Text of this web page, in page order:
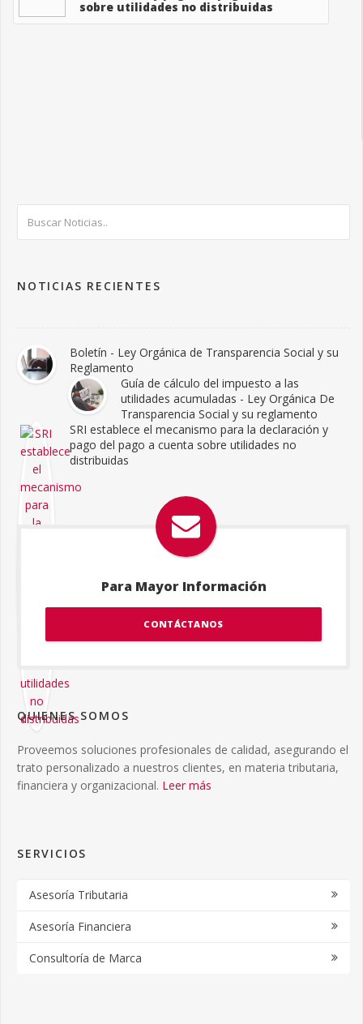
sobre utilidades no distribuidas
NOTICIAS RECIENTES
Boletín - Ley Orgánica de Transparencia Social y su
Reglamento
Guía de cálculo del impuesto a las
utilidades acumuladas - Ley Orgánica De
Transparencia Social y su reglamento
SRI establece el mecanismo para la declaración y
pago del pago a cuenta sobre utilidades no
distribuidas
Para Mayor Información
CONTÁCTANOS
QUIENES SOMOS
Proveemos soluciones profesionales de calidad, asegurando el
trato personalizado a nuestros clientes, en materia tributaria,
financiera y organizacional. Leer más
SERVICIOS
Asesoría Tributaria
Asesoría Financiera
Consultoría de Marca